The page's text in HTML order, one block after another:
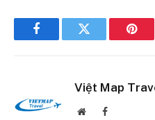
FacebookTwitter
Việt Map
WebsiteFacebook